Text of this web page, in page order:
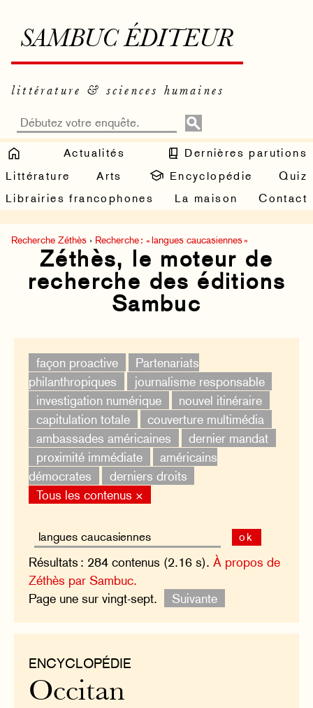
SAMBUC ÉDITEUR
littérature & sciences humaines
Actualités
Dernières parutions
Littérature
Arts Encyclopédie
Quiz
Librairies francophones
La maison Contact
Recherche Zéthès › Recherche : « langues caucasiennes »
Zéthès, le moteur de
recherche des éditions
Sambuc
façon proactive
Partenariats
philanthropiques
journalisme responsable
investigation numérique
nouvel itinéraire
capitulation totale
couverture multimédia
ambassades américaines
dernier mandat
proximité immédiate
américains
démocrates
derniers droits
Tous les contenus ×
ok
Résultats : 284 contenus (2.16 s).À propos de
Zéthès par Sambuc.
Page une sur vingt-sept.
Suivante
ENCYCLOPÉDIE
Occitan